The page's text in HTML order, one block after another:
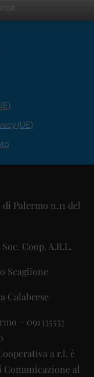
(UE)
Palermo n.11 del
Coop. A.R.L.
Scaglione
Calabrese
– 091335557
a r.l. è
al